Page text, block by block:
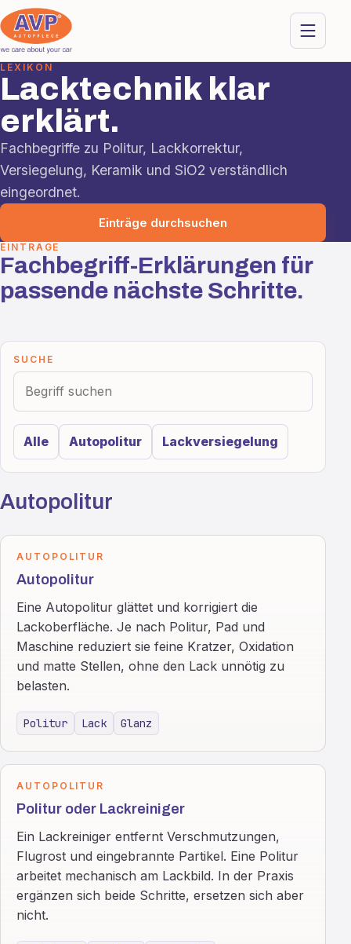
LEXIKON
Lacktechnik klar
erklärt.
Fachbegriffe zu Politur, Lackkorrektur,
Versiegelung, Keramik und SiO2 verständlich
eingeordnet.
Einträge durchsuchen
EINTRÄGE
Fachbegriff-Erklärungen für
passende nächste Schritte.
SUCHE
Alle Autopolitur Lackversiegelung
Autopolitur
AUTOPOLITUR
Autopolitur
Eine Autopolitur glättet und korrigiert die
Lackoberfläche. Je nach Politur, Pad und
Maschine reduziert sie feine Kratzer, Oxidation
und matte Stellen, ohne den Lack unnötig zu
belasten.
Politur Lack Glanz
AUTOPOLITUR
Politur oder Lackreiniger
Ein Lackreiniger entfernt Verschmutzungen,
Flugrost und eingebrannte Partikel. Eine Politur
arbeitet mechanisch am Lackbild. In der Praxis
ergänzen sich beide Schritte, ersetzen sich aber
nicht.